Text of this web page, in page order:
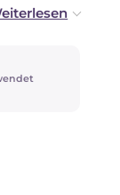
kann
Cornflakes